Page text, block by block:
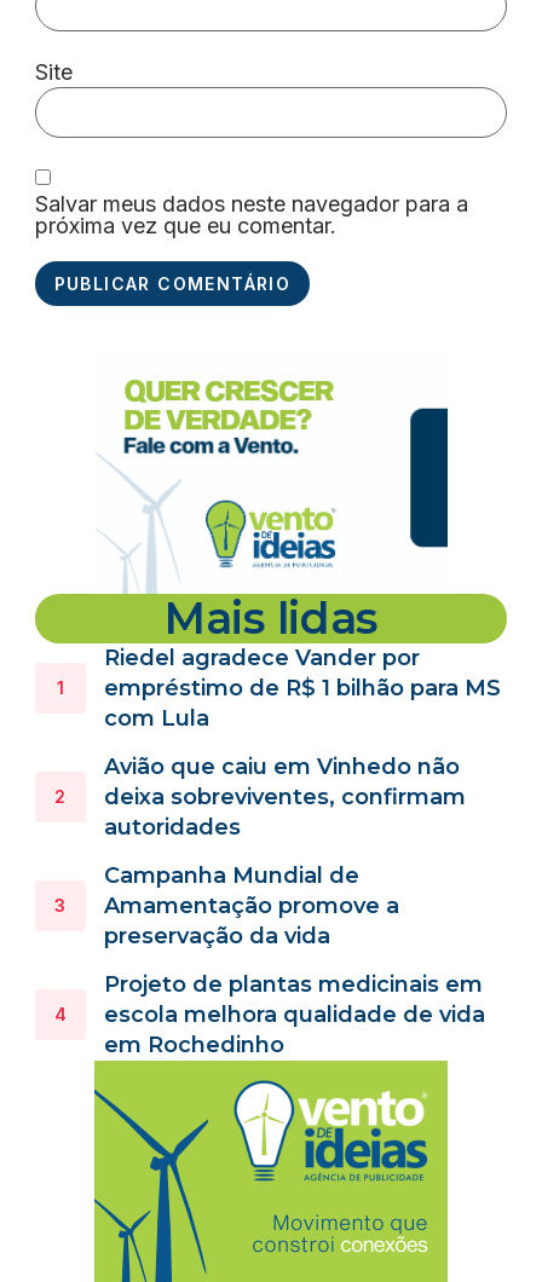
Site
Salvar meus dados neste navegador para a
próxima vez que eu comentar.
Mais lidas
Riedel agradece Vander por
empréstimo de R$ 1 bilhão para MS
com Lula
Avião que caiu em Vinhedo não
deixa sobreviventes, confirmam
autoridades
Campanha Mundial de
Amamentação promove a
preservação da vida
Projeto de plantas medicinais em
escola melhora qualidade de vida
em Rochedinho